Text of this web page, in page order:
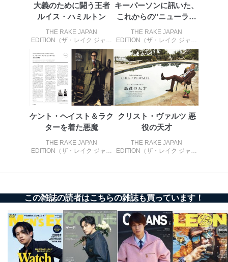
株式会社富士山マガジンサービス 個人情報問い合わせ
FAX：03-5459-7073
e-mail： cs@fujisan.co.jp
改訂：2025年2月20日
制定：2005年4月1日
株式会社富士山マガジンサービス
代表取締役会長 西野 伸一郎
個人情報の取扱いについて
１．個人情報保護管理者
当社は以下の個人情報保護管理者を設置し、個人情報保
護管理者の責任のもと、個人情報を取得・アクセス・利
代表取締役会長 西野 伸一郎
個人情報保護管理者: 経営管理グループディレクター 前
田 嘉也
２．利用目的
当社が取り扱う開示対象個人情報の利用目的は次のとお
大義のために闘う王者
ルイス・ハミルトン
THE RAKE JAPAN
EDITION（ザ・レイク ジャパ
ン・エディション） ISSUE37
キーパーソンに訊いた、
これからの"ニューラグ
ジュアリー...
THE RAKE JAPAN
EDITION（ザ・レイク ジャパ
ン・エディション） ISSUE37
ケント・ヘイスト＆ラク
ターを着た悪魔
THE RAKE JAPAN
EDITION（ザ・レイク ジャパ
クリスト・ヴァルツ 悪
役の天才
THE RAKE JAPAN
EDITION（ザ・レイク ジャパ
この雑誌の読者はこちらの雑誌も買っています！